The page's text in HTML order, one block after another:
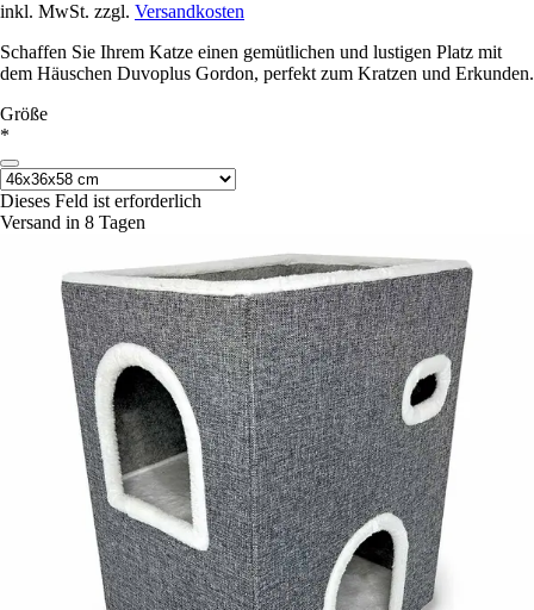
inkl. MwSt. zzgl. Versandkosten
Schaffen Sie Ihrem Katze einen gemütlichen und lustigen Platz mit
dem Häuschen Duvoplus Gordon, perfekt zum Kratzen und Erkunden.
Größe
*
Dieses Feld ist erforderlich
Versand in 8 Tagen